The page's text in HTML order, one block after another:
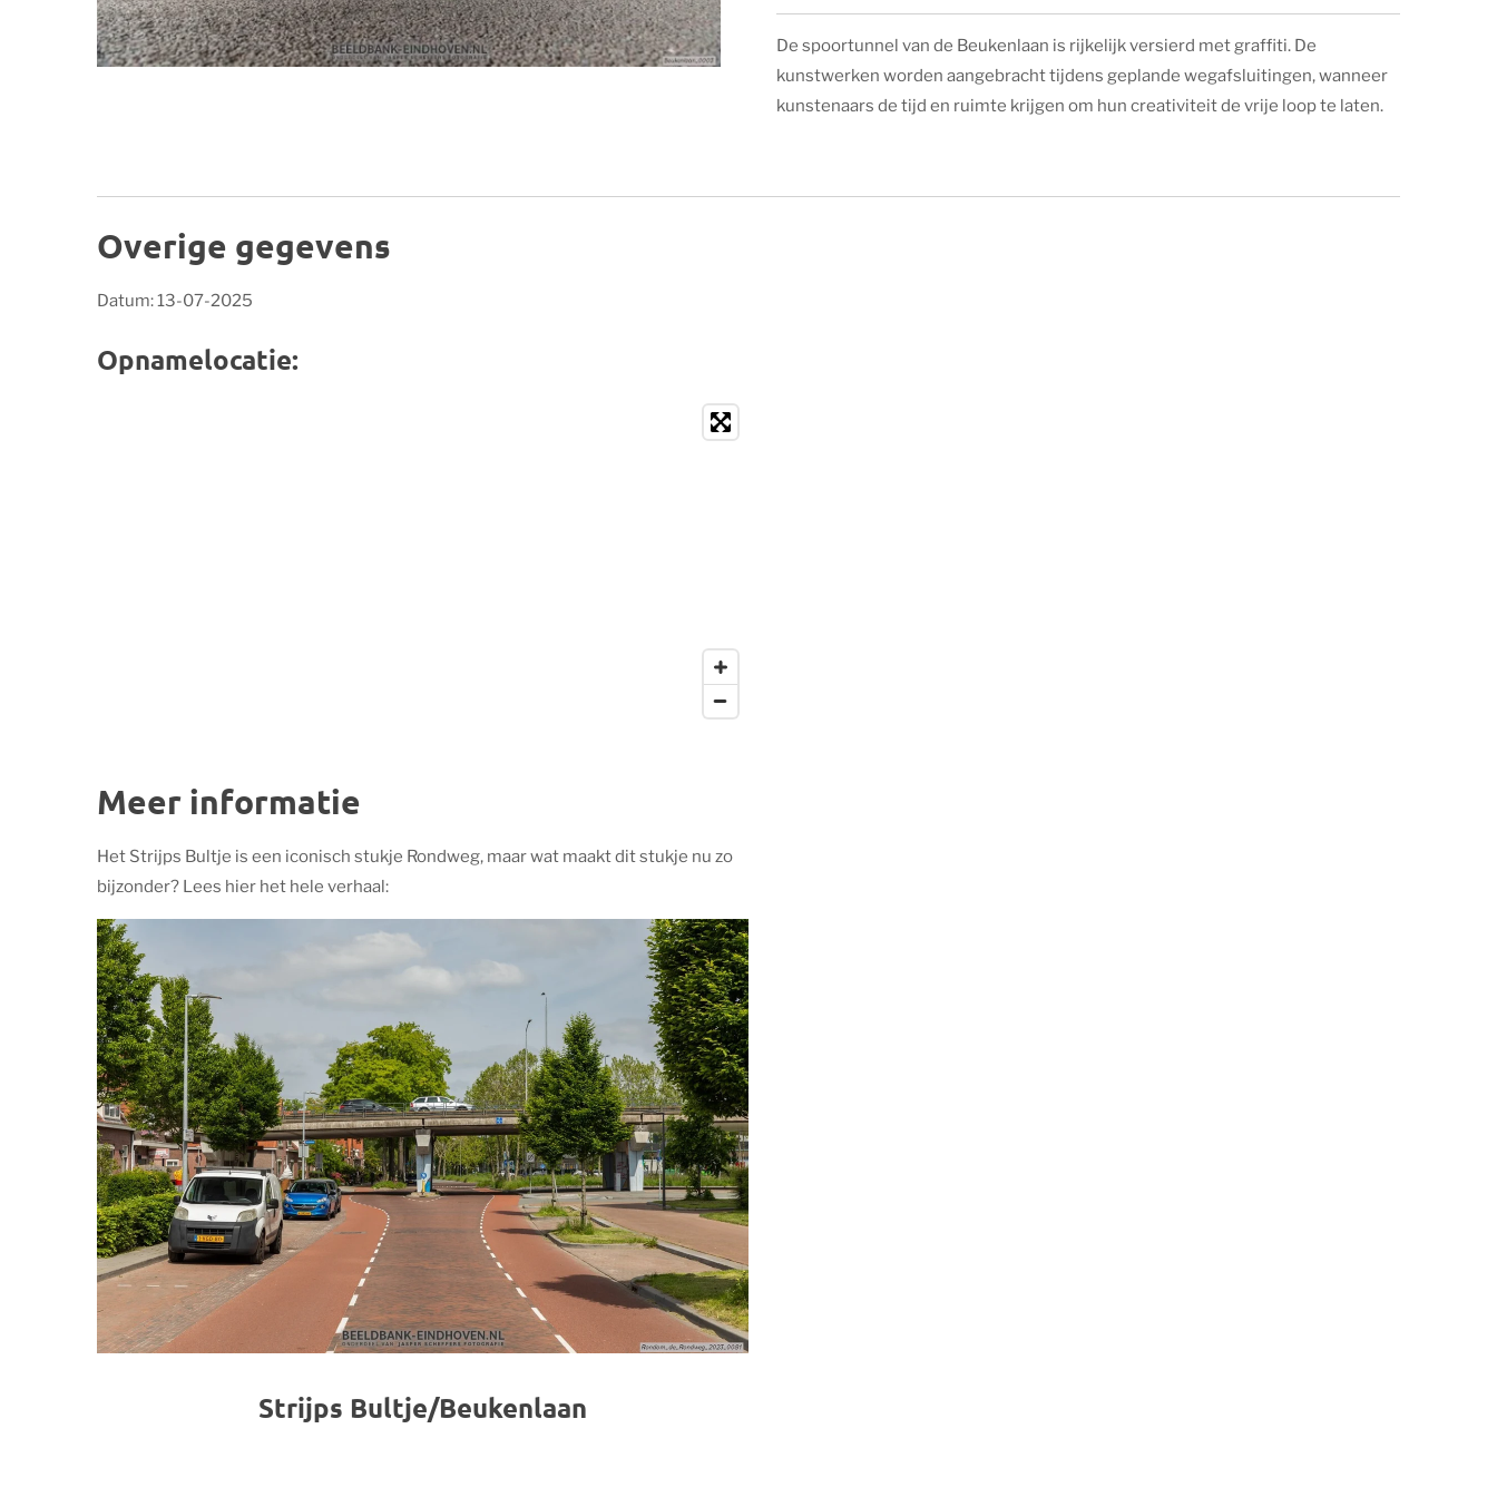
De spoortunnel van de Beukenlaan is rijkelijk versierd met graffiti. De
kunstwerken worden aangebracht tijdens geplande wegafsluitingen, wanneer
kunstenaars de tijd en ruimte krijgen om hun creativiteit de vrije loop te laten.
Overige gegevens
Datum: 13-07-2025
Opnamelocatie:
Meer informatie
Het Strijps Bultje is een iconisch stukje Rondweg, maar wat maakt dit stukje nu zo
bijzonder? Lees hier het hele verhaal:
Strijps Bultje/Beukenlaan